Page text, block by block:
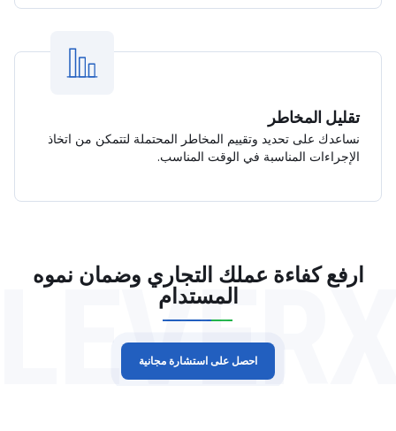
تقليل المخاطر
نساعدك على تحديد وتقييم المخاطر المحتملة لتتمكن من اتخاذ
الإجراءات المناسبة في الوقت المناسب.
ارفع كفاءة عملك التجاري وضمان نموه
المستدام
احصل على استشارة مجانية